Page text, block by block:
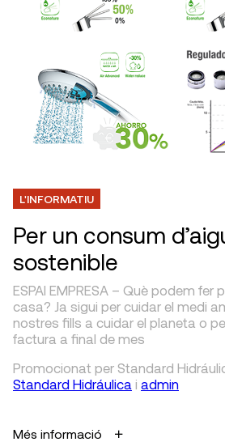
L'INFORMATIU
Per un consum
sostenible
ESPAI EMPRESA – Què podem fer
casa? Ja sigui per cuidar el medi
nostres fills a cuidar el planeta o
factura a final de mes
Promocionat per Standard
Standard Hidráulica i admin
Més informació